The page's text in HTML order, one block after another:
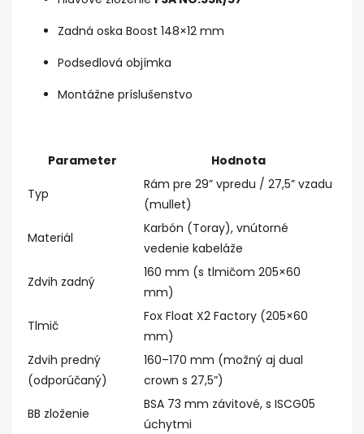
Zadná oska Boost 148×12 mm
Podsedlová objímka
Montážne príslušenstvo
Parameter Hodnota
Typ
Rám pre 29” vpredu / 27,5” vzadu
(mullet)
Materiál
Karbón (Toray), vnútorné
vedenie kabeláže
Zdvih zadný
160 mm (s tlmičom 205×60
mm)
Tlmič
Fox Float X2 Factory (205×60
mm)
Zdvih predný
(odporúčaný)
160–170 mm (možný aj dual
crown s 27,5”)
BB zloženie
BSA 73 mm závitové, s ISCG05
úchytmi